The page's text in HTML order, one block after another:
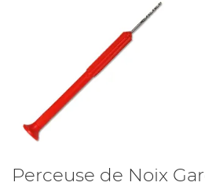
Perceuse de Noix